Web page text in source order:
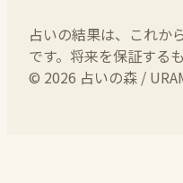
占いの結果は、これか
です。将来を保証する
© 2026 占いの森 /